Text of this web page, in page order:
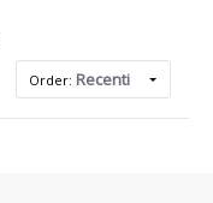
Order: Recenti